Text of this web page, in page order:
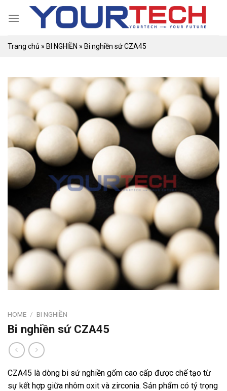
Trang chủ » BI NGHIỀN » Bi nghiền sứ CZA45
HOME / BI NGHIỀN
Bi nghiền sứ CZA45
CZA45 là dòng bi sứ nghiền gốm cao cấp được chế tạo từ
sự kết hợp giữa nhôm oxit và zirconia. Sản phẩm có tỷ trọng